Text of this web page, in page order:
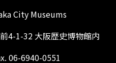
City Museums
4-1-32 大阪歴史博物館内
06-6940-0551